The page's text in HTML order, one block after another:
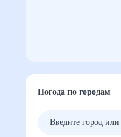
Погода по городам